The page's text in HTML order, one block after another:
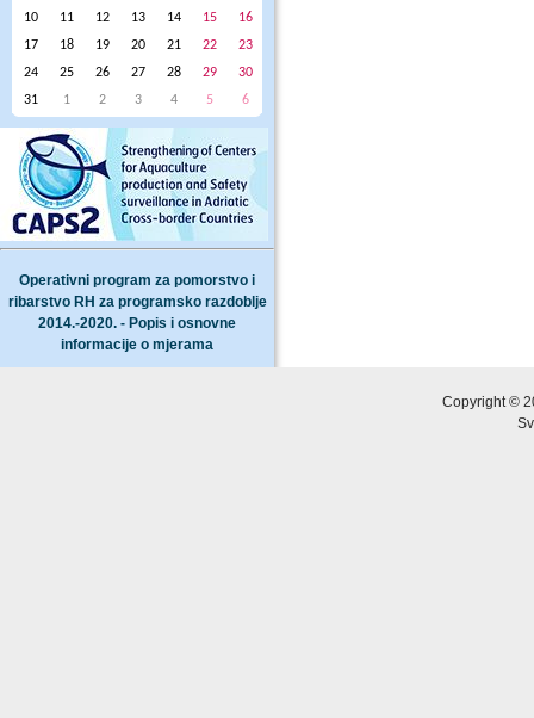
10 11 12 13 14 15
16
17
18 19 20 21 22
23
24
25 26 27 28 29
30
31
1 2 3 4 5 6
Operativni program za pomorstvo i
ribarstvo RH za programsko razdoblje
2014.-2020. - Popis i osnovne
informacije o mjerama
Copyright ©